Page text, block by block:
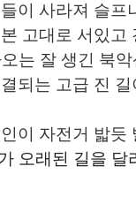
이 사라져 슬프
고대로 서있고
는 잘 생긴 북
되는 고급 진 길
이 자전거 밟듯
오래된 길을 달